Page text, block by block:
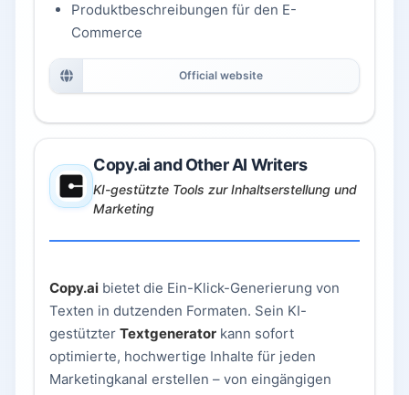
Produktbeschreibungen für den E-
Commerce
Official website
Copy.ai and Other AI Writers
KI-gestützte Tools zur Inhaltserstellung und
Marketing
Copy.ai bietet die Ein-Klick-Generierung von
Texten in dutzenden Formaten. Sein KI-
gestützter Textgenerator kann sofort
optimierte, hochwertige Inhalte für jeden
Marketingkanal erstellen – von eingängigen